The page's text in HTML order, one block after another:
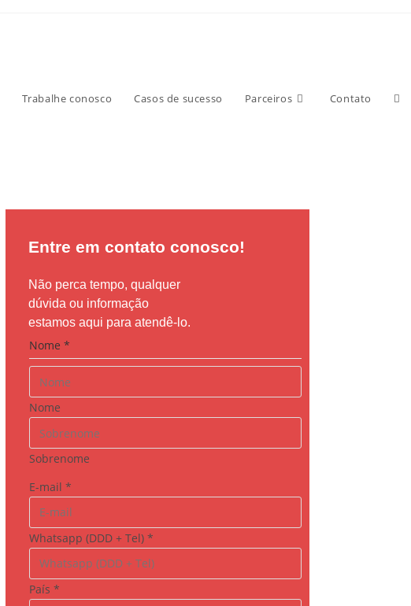
Trabalhe conosco Casos de sucesso Parceiros Contato
Entre em contato conosco!
Não perca tempo, qualquer
dúvida ou informação
estamos aqui para atendê-lo.
p
r
g
r
m
a
s
a
s
E
Nome*
Nome
Sobrenome
E-mail*
Whatsapp (DDD + Tel)*
País*